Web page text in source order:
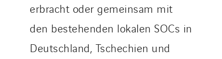
erbracht oder gemeinsam mit
den bestehenden lokalen SOCs in
Deutschland, Tschechien und